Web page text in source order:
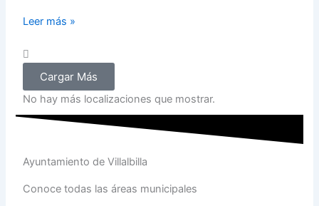
Leer más »
Cargar Más
No hay más localizaciones que mostrar.
Ayuntamiento de Villalbilla
Conoce todas las áreas municipales